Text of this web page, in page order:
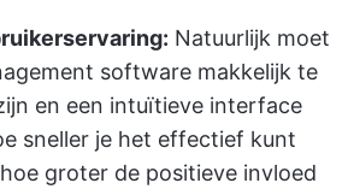
Natuurlijk moet
software makkelijk te
en een intuïtieve interface
sneller je het effectief kunt
groter de positieve invloed